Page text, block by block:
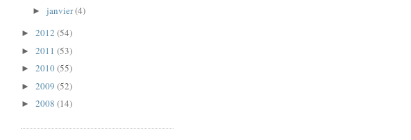
► janvier(4)
► 2012 (54)
► 2011 (53)
► 2010(55)
► 2009 (52)
► 2008 (14)